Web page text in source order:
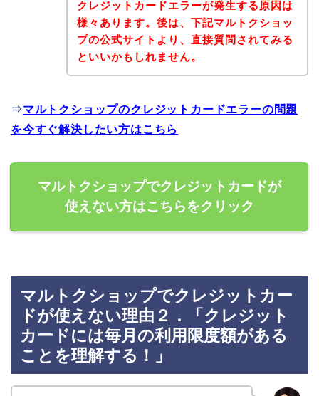
クレジットカードエラーが発生する原因は
様々あります。後は、下記マルトクショッ
プの公式サイトより、直接質問されてみる
といいかもしれません。
⇒マルトクショップのクレジットカードエラーの問題
を今すぐ解決したい方はこちら
マルトクショップでクレジットカードが
使えない方はこちらをクリック
マルトクショップでクレジットカー
ドが使えない理由２．「クレジット
カードには毎月の利用限度額がある
ことを理解する！」